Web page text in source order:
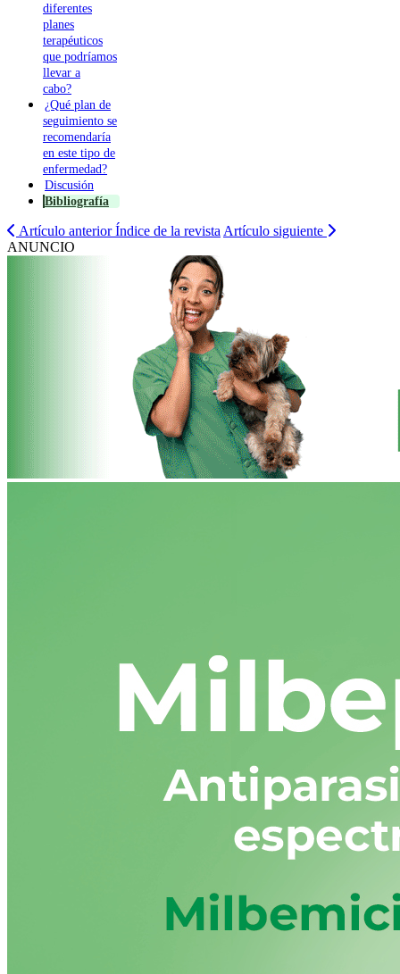
diferentes
planes
terapéuticos
que podríamos
llevar a
cabo?
¿Qué plan de
seguimiento se
recomendaría
en este tipo de
enfermedad?
Discusión
Bibliografía
Artículo anterior Índice de la revista Artículo siguiente
ANUNCIO